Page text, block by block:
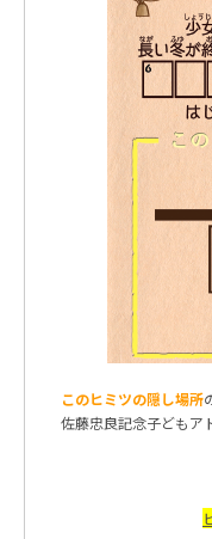
このヒミツの隠し場所
佐藤忠良記念子どもア